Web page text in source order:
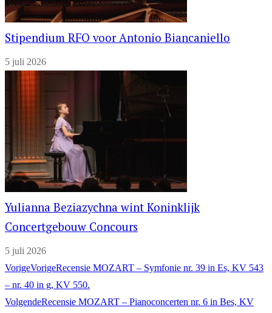
Stipendium RFO voor Antonio Biancaniello
5 juli 2026
Yulianna Beziazychna wint Koninklijk
Concertgebouw Concours
5 juli 2026
VorigeVorigeRecensie MOZART – Symfonie nr. 39 in Es, KV 543
– nr. 40 in g, KV 550.
VolgendeRecensie MOZART – Pianoconcerten nr. 6 in Bes, KV